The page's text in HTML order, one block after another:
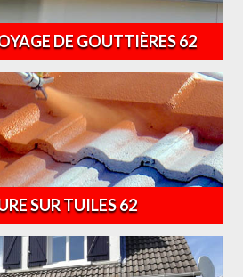
DE GOUTTIÈRES 62
SUR TUILES 62